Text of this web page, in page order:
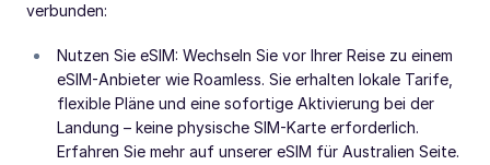
verbunden:
Nutzen Sie eSIM: Wechseln Sie vor Ihrer Reise zu einem
eSIM-Anbieter wie Roamless. Sie erhalten lokale Tarife,
flexible Pläne und eine sofortige Aktivierung bei der
Landung – keine physische SIM-Karte erforderlich.
Erfahren Sie mehr auf unserer eSIM für Australien Seite.